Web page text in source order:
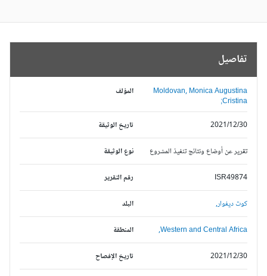
تفاصيل
المؤلف
Moldovan, Monica Augustina
Cristina;
تاريخ الوثيقة
2021/12/30
نوع الوثيقة تقرير عن أوضاع ونتائج تنفيذ المشروع
رقم التقرير ISR49874
البلد كوت ديفوار,
المنطقة Western and Central Africa,
تاريخ الإفصاح 2021/12/30